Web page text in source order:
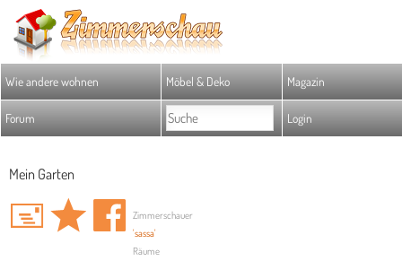
Wie andere wohnen Möbel & Deko Magazin
Forum Login
Mein Garten
Zimmerschauer
'sassa'
Räume